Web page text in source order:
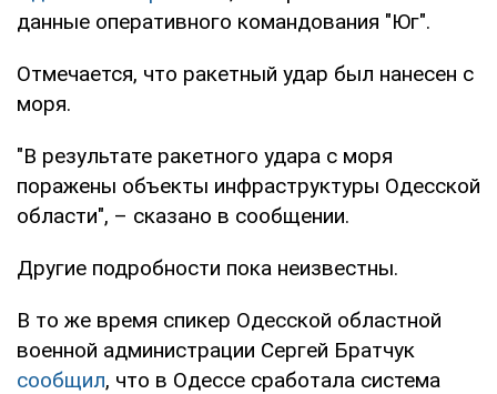
данные оперативного командования "Юг".
Отмечается, что ракетный удар был нанесен с
моря.
"В результате ракетного удара с моря
поражены объекты инфраструктуры Одесской
области", – сказано в сообщении.
Другие подробности пока неизвестны.
В то же время спикер Одесской областной
военной администрации Сергей Братчук
сообщил, что в Одессе сработала система